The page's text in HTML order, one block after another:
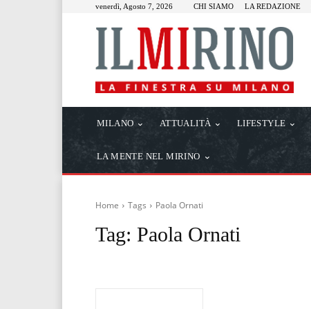
venerdì, Agosto 7, 2026 CHI SIAMO LA REDAZIONE
MILANO ATTUALITÀ LIFESTYLE
LA MENTE NEL MIRINO
Home Tags Paola Ornati
Tag: Paola Ornati